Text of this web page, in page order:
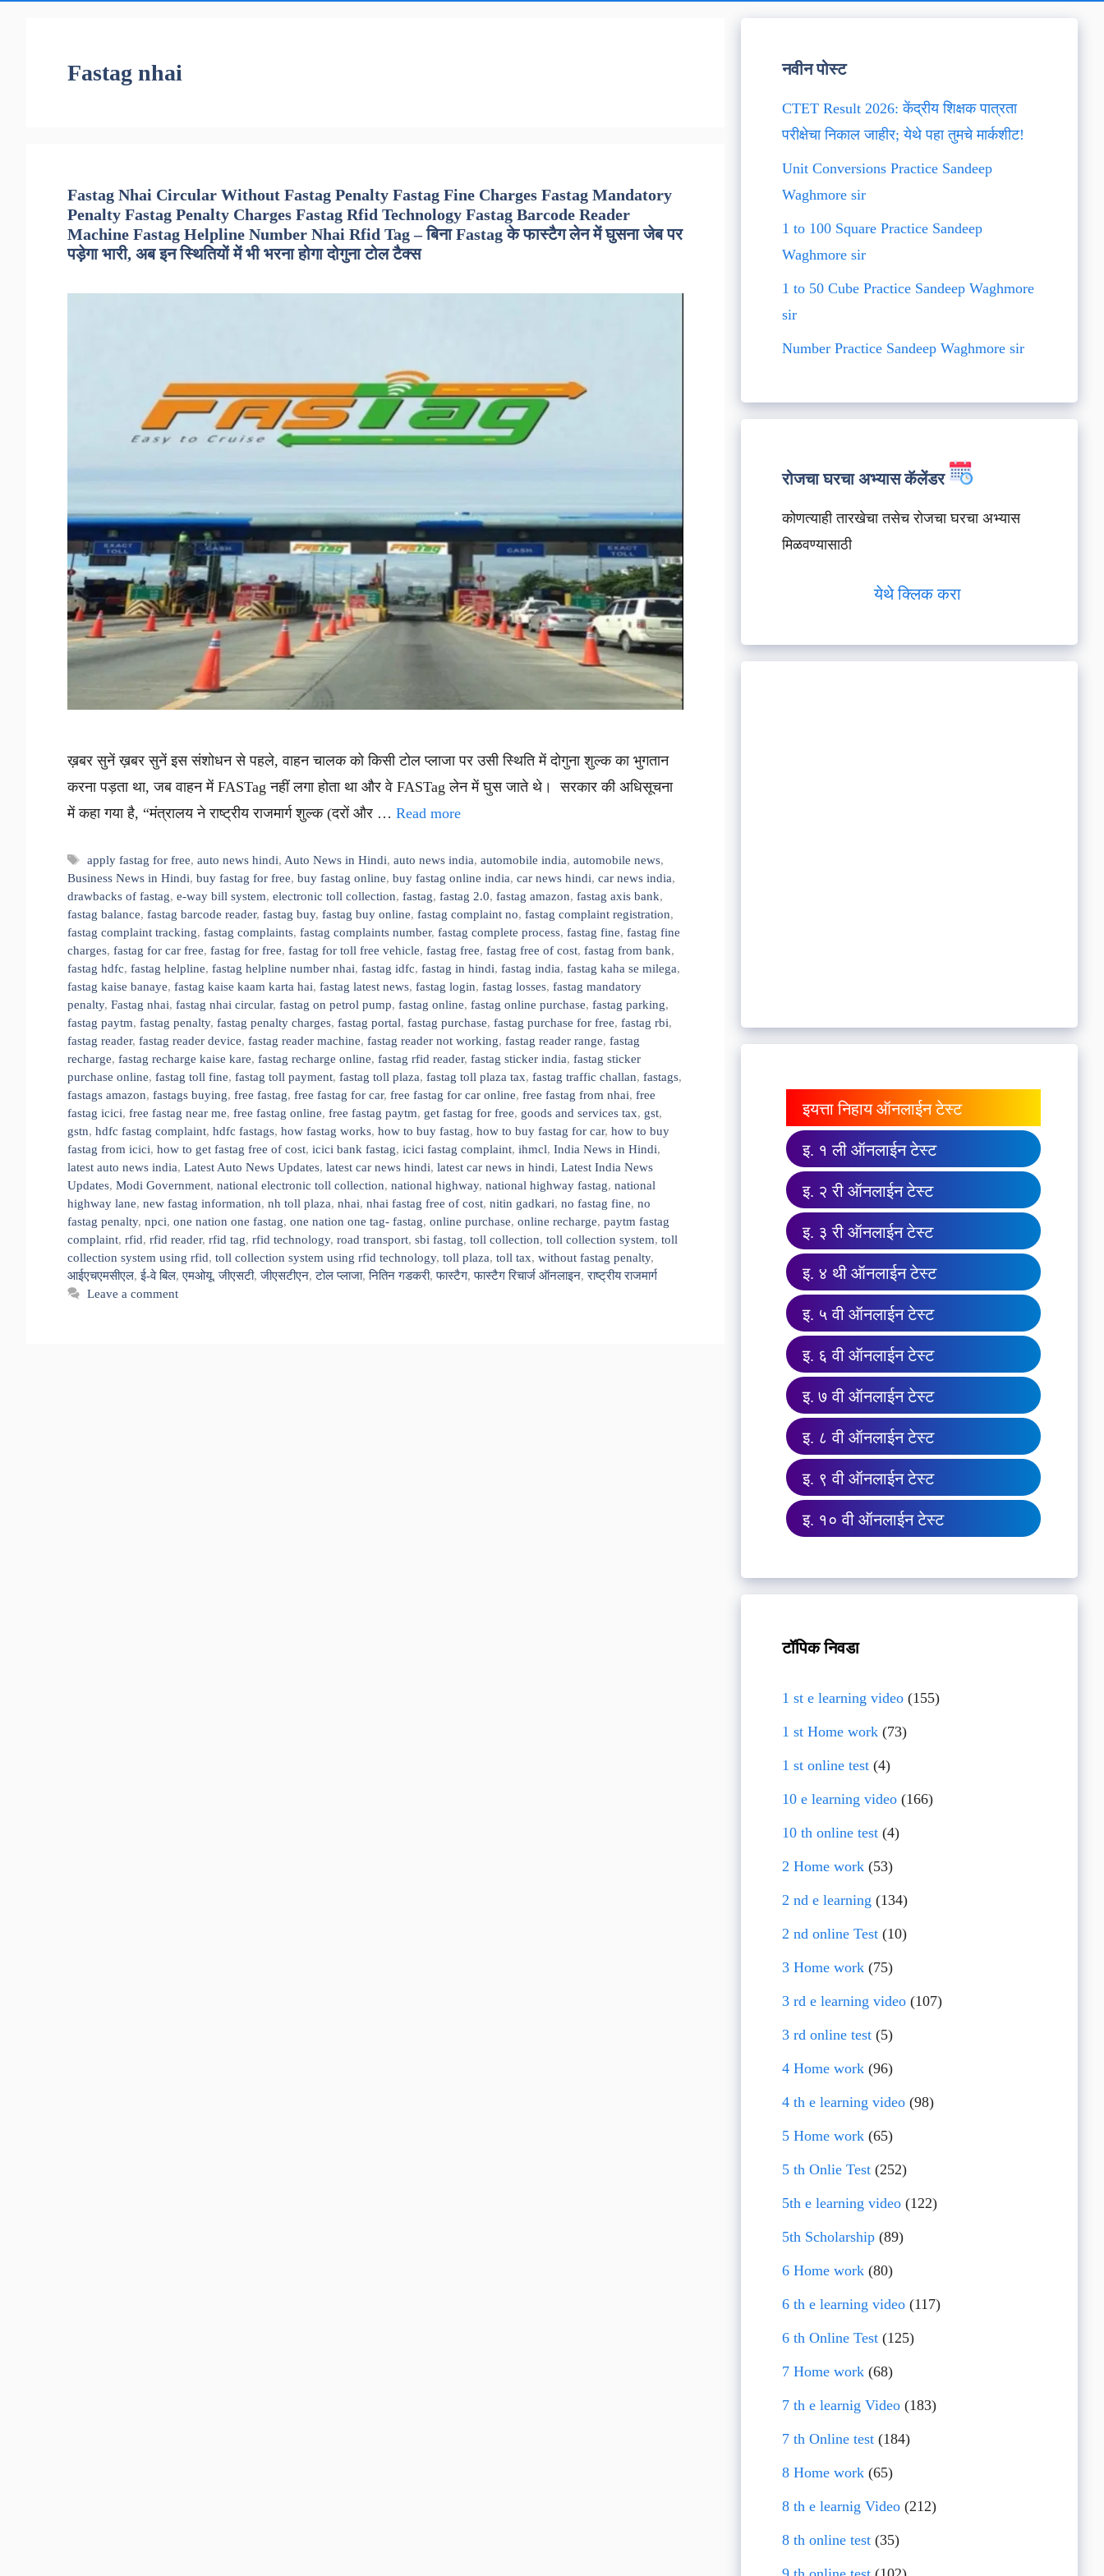
Fastag nhai
Fastag Nhai Circular Without Fastag Penalty Fastag Fine Charges Fastag Mandatory
Penalty Fastag Penalty Charges Fastag Rfid Technology Fastag Barcode Reader
Machine Fastag Helpline Number Nhai Rfid Tag – बिना Fastag के फास्टैग लेन में घुसना जेब पर
पड़ेगा भारी, अब इन स्थितियों में भी भरना होगा दोगुना टोल टैक्स
ख़बर सुनें ख़बर सुनें इस संशोधन से पहले, वाहन चालक को किसी टोल प्लाजा पर उसी स्थिति में दोगुना शुल्क का भुगतान
करना पड़ता था, जब वाहन में FASTag नहीं लगा होता था और वे FASTag लेन में घुस जाते थे। सरकार की अधिसूचना
में कहा गया है, “मंत्रालय ने राष्ट्रीय राजमार्ग शुल्क (दरों और … Read more
Tags
apply fastag for free,auto news hindi, Auto News in Hindi,auto news india,automobile india,automobile news,
Business News in Hindi, buy fastag for free, buy fastag online, buy fastag online india, car news hindi, car news india,
drawbacks of fastag, e-way bill system, electronic toll collection, fastag, fastag 2.0, fastag amazon, fastag axis bank,
fastag balance, fastag barcode reader, fastag buy, fastag buy online, fastag complaint no, fastag complaint registration,
fastag complaint tracking, fastag complaints, fastag complaints number, fastag complete process, fastag fine, fastag fine
charges, fastag for car free, fastag for free, fastag for toll free vehicle, fastag free, fastag free of cost, fastag from bank,
fastag hdfc, fastag helpline, fastag helpline number nhai, fastag idfc, fastag in hindi, fastag india, fastag kaha se milega,
fastag kaise banaye, fastag kaise kaam karta hai, fastag latest news, fastag login, fastag losses, fastag mandatory
penalty, Fastag nhai, fastag nhai circular, fastag on petrol pump, fastag online, fastag online purchase, fastag parking,
fastag paytm, fastag penalty, fastag penalty charges, fastag portal, fastag purchase, fastag purchase for free, fastag rbi,
fastag reader, fastag reader device, fastag reader machine, fastag reader not working, fastag reader range, fastag
recharge, fastag recharge kaise kare, fastag recharge online, fastag rfid reader, fastag sticker india, fastag sticker
purchase online, fastag toll fine, fastag toll payment, fastag toll plaza, fastag toll plaza tax, fastag traffic challan, fastags,
fastags amazon, fastags buying, free fastag, free fastag for car, free fastag for car online, free fastag from nhai, free
fastag icici, free fastag near me, free fastag online, free fastag paytm, get fastag for free, goods and services tax, gst,
gstn, hdfc fastag complaint, hdfc fastags, how fastag works, how to buy fastag, how to buy fastag for car, how to buy
fastag from icici, how to get fastag free of cost, icici bank fastag, icici fastag complaint, ihmcl, India News in Hindi,
latest auto news india, Latest Auto News Updates, latest car news hindi, latest car news in hindi, Latest India News
Updates, Modi Government, national electronic toll collection, national highway, national highway fastag, national
highway lane, new fastag information, nh toll plaza, nhai, nhai fastag free of cost, nitin gadkari, no fastag fine, no
fastag penalty, npci, one nation one fastag, one nation one tag- fastag, online purchase, online recharge, paytm fastag
complaint, rfid, rfid reader, rfid tag, rfid technology, road transport, sbi fastag, toll collection, toll collection system, toll
collection system using rfid, toll collection system using rfid technology, toll plaza, toll tax, without fastag penalty,
आईएचएमसीएल,ई-वे बिल,एमओयू,जीएसटी,जीएसटीएन,टोल प्लाजा,नितिन गडकरी,फास्टैग,फास्टैग रिचार्ज ऑनलाइन,राष्ट्रीय राजमार्ग
Leave a comment
नवीन पोस्ट
CTET Result 2026: केंद्रीय शिक्षक पात्रता
परीक्षेचा निकाल जाहीर; येथे पहा तुमचे मार्कशीट!
Unit Conversions Practice Sandeep
Waghmore sir
1 to 100 Square Practice Sandeep
Waghmore sir
1 to 50 Cube Practice Sandeep Waghmore
sir
Number Practice Sandeep Waghmore sir
रोजचा घरचा अभ्यास कॅलेंडर
कोणत्याही तारखेचा तसेच रोजचा घरचा अभ्यास
मिळवण्यासाठी
येथे क्लिक करा
इयत्ता निहाय ऑनलाईन टेस्ट
इ. १ ली ऑनलाईन टेस्ट
इ. २ री ऑनलाईन टेस्ट
इ. ३ री ऑनलाईन टेस्ट
इ. ४ थी ऑनलाईन टेस्ट
इ. ५ वी ऑनलाईन टेस्ट
इ. ६ वी ऑनलाईन टेस्ट
इ. ७ वी ऑनलाईन टेस्ट
इ. ८ वी ऑनलाईन टेस्ट
इ. ९ वी ऑनलाईन टेस्ट
इ. १० वी ऑनलाईन टेस्ट
टॉपिक निवडा
1 st e learning video(155)
1 st Home work(73)
1 st online test(4)
10 e learning video(166)
10 th online test(4)
2 Home work(53)
2 nd e learning (134)
2 nd online Test(10)
3 Home work(75)
3 rd e learning video(107)
3 rd online test(5)
4 Home work(96)
4 th e learning video(98)
5 Home work(65)
5 th Onlie Test(252)
5th e learning video(122)
5th Scholarship(89)
6 Home work(80)
6 th e learning video(117)
6 th Online Test(125)
7 Home work(68)
7 th e learnig Video(183)
7 th Online test(184)
8 Home work(65)
8 th e learnig Video(212)
8 th online test(35)